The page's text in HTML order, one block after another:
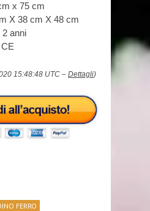
x 75 cm
X 38 cm X 48 cm
2 anni
15:48:48 UTC – Dettagli)
FERRO